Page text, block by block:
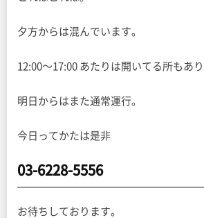
夕方からは混んでいます。
12:00〜17:00 あたりは開いてる所もあ
明日からはまた通常運行。
今日ってかたは是非
03-6228-5556
お待ちしております。